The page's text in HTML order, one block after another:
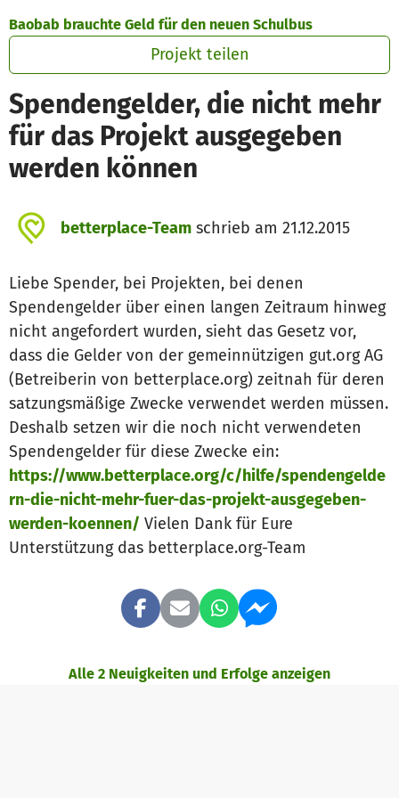
Baobab brauchte Geld für den neuen Schulbus
Projekt teilen
Spendengelder, die nicht mehr
für das Projekt ausgegeben
werden können
betterplace-Team schrieb am 21.12.2015
Liebe Spender, bei Projekten, bei denen
Spendengelder über einen langen Zeitraum hinweg
nicht angefordert wurden, sieht das Gesetz vor,
dass die Gelder von der gemeinnützigen gut.org AG
(Betreiberin von betterplace.org) zeitnah für deren
satzungsmäßige Zwecke verwendet werden müssen.
Deshalb setzen wir die noch nicht verwendeten
Spendengelder für diese Zwecke ein:
https://www.betterplace.org/c/hilfe/spendengelde
rn-die-nicht-mehr-fuer-das-projekt-ausgegeben-
werden-koennen/ Vielen Dank für Eure
Unterstützung das betterplace.org-Team
Alle 2 Neuigkeiten und Erfolge anzeigen